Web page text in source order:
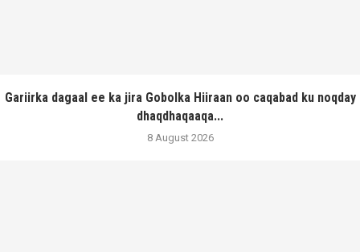
Gariirka dagaal ee ka jira Gobolka Hiiraan oo caqabad ku noqday
dhaqdhaqaaqa...
8 August 2026